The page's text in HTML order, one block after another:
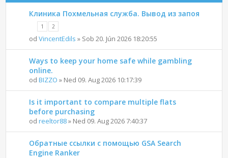
Клиника Похмельная служба. Вывод из запоя
1 2
odVincentEdils » Sob 20. Jún 2026 18:20:55
Ways to keep your home safe while gambling
online.
odBIZZO » Ned 09. Aug 2026 10:17:39
Is it important to compare multiple flats
before purchasing
odreeltor88» Ned 09. Aug 2026 7:40:37
Обратные ссылки с помощью GSA Search
Engine Ranker